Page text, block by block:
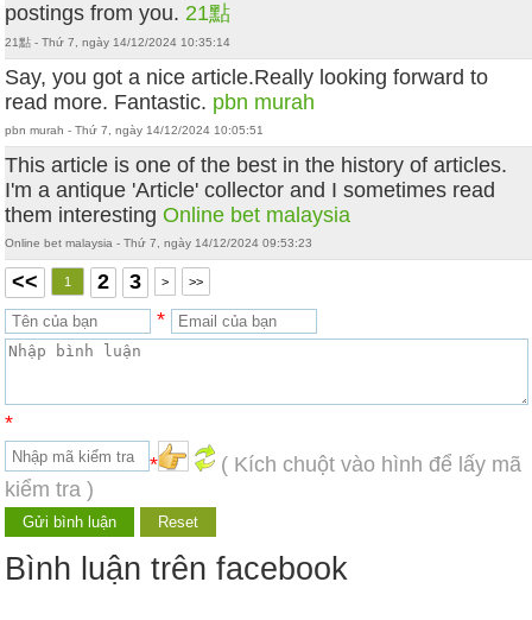
postings from you. 21點
21點 - Thứ 7, ngày 14/12/2024 10:35:14
Say, you got a nice article.Really looking forward to
read more. Fantastic. pbn murah
pbn murah - Thứ 7, ngày 14/12/2024 10:05:51
This article is one of the best in the history of articles.
I'm a antique 'Article' collector and I sometimes read
them interestingOnline bet malaysia
Online bet malaysia - Thứ 7, ngày 14/12/2024 09:53:23
<< 1 2 3 > >>
*
*
*
( Kích chuột vào hình để lấy mã
kiểm tra )
Bình luận trên facebook